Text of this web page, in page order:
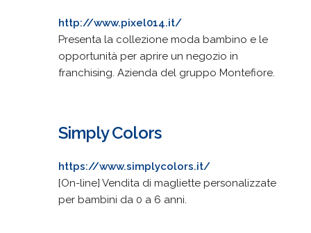
http://www.pixel014.it/
Presenta la collezione moda bambino e le
opportunità per aprire un negozio in
franchising. Azienda del gruppo Montefiore.
Simply Colors
https://www.simplycolors.it/
[On-line] Vendita di magliette personalizzate
per bambini da 0 a 6 anni.